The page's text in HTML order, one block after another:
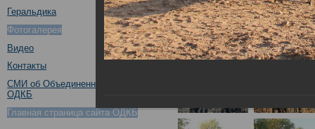
Геральдика
Фотогалерея
Видео
Контакты
СМИ об Объединенном штабе
ОДКБ
Главная страница сайта ОДКБ